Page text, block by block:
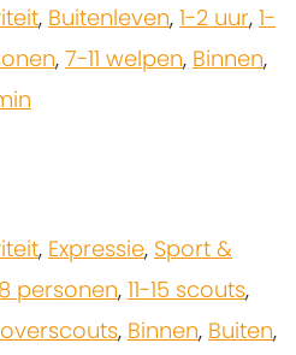
, Buitenleven, 1-2 uur, 1-
, 7-11 welpen, Binnen,
, Expressie, Sport &
personen, 11-15 scouts,
, Binnen, Buiten,